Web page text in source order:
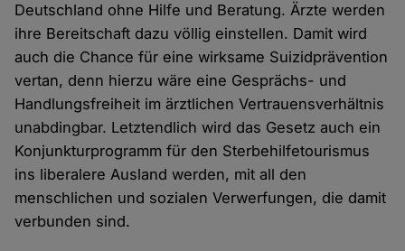
Deutschland ohne Hilfe und Beratung. Ärzte werden
ihre Bereitschaft dazu völlig einstellen. Damit wird
auch die Chance für eine wirksame Suizidprävention
vertan, denn hierzu wäre eine Gesprächs- und
Handlungsfreiheit im ärztlichen Vertrauensverhältnis
unabdingbar. Letztendlich wird das Gesetz auch ein
Konjunkturprogramm für den Sterbehilfetourismus
ins liberalere Ausland werden, mit all den
menschlichen und sozialen Verwerfungen, die damit
verbunden sind.